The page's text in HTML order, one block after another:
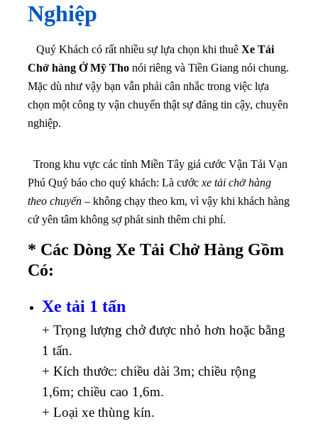
Nghiệp
Quý Khách có rất nhiều sự lựa chọn khi thuê Xe Tải
Chở hàng Ở Mỹ Tho nói riêng và Tiền Giang nói chung.
Mặc dù như vậy bạn vẫn phải cân nhắc trong việc lựa
chọn một công ty vận chuyển thật sự đáng tin cậy, chuyên
nghiệp.
Trong khu vực các tỉnh Miền Tây giá cước Vận Tải Vạn
Phú Quý báo cho quý khách: Là cước xe tải chở hàng
theo chuyến – không chạy theo km, vì vậy khi khách hàng
cứ yên tâm không sợ phát sinh thêm chi phí.
* Các Dòng Xe Tải Chở Hàng Gồm
Có:
Xe tải 1 tấn
+ Trọng lượng chở được nhỏ hơn hoặc bằng
1 tấn.
+ Kích thước: chiều dài 3m; chiều rộng
1,6m; chiều cao 1,6m.
+ Loại xe thùng kín.